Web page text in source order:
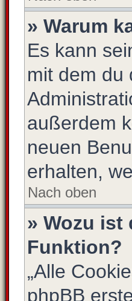
» Warum
Es kann
mit dem du
außerdem
neuen
erhalten,
Nach oben
» Wozu ist
Funktion?
„Alle
phpBB